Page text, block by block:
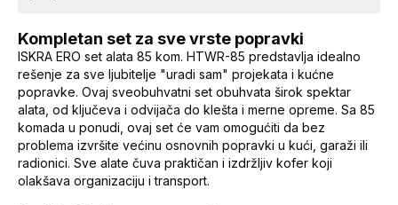
Kompletan set za sve vrste popravki
ISKRA ERO set alata 85 kom. HTWR-85 predstavlja idealno
rešenje za sve ljubitelje "uradi sam" projekata i kućne
popravke. Ovaj sveobuhvatni set obuhvata širok spektar
alata, od ključeva i odvijača do klešta i merne opreme. Sa 85
komada u ponudi, ovaj set će vam omogućiti da bez
problema izvršite većinu osnovnih popravki u kući, garaži ili
radionici. Sve alate čuva praktičan i izdržljiv kofer koji
olakšava organizaciju i transport.